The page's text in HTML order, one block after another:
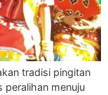
tradisi pingitan
peralihan menuju